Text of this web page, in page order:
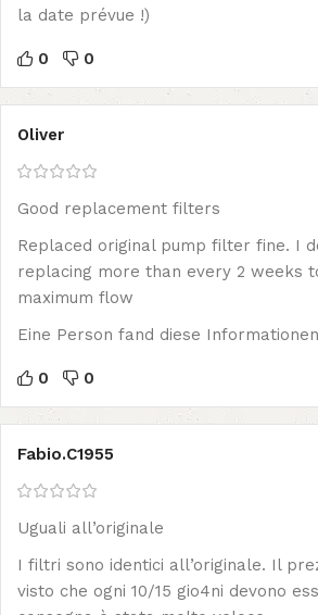
la date prévue !)
0 0
Oliver
Good replacement filters
Replaced original pump filter fine. I
replacing more than every 2 weeks
maximum flow
Eine Person fand diese
0 0
Fabio.C1955
Uguali all’originale
I filtri sono identici all’originale. Il
visto che ogni 10/15 gio4ni devono